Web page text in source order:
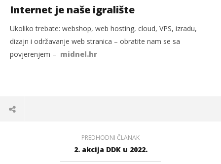
Internet je naše igralište
Ukoliko trebate: webshop, web hosting, cloud, VPS, izradu,
dizajn i održavanje web stranica – obratite nam se sa
povjerenjem – midnel.hr
PREDHODNI ČLANAK
2. akcija DDK u 2022.